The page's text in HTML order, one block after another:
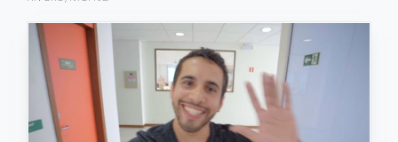
FOTOGRAFIA
PRODUTO/SERVIÇO
GASTRONOMIA
CORPORATIVO